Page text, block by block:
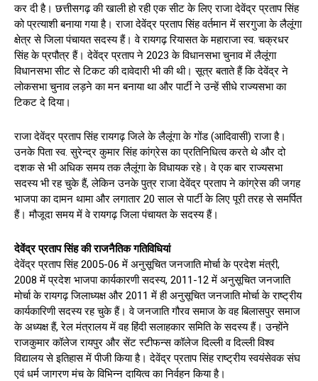
कर दी है। छत्तीसगढ़ की खाली हो रही एक सीट के लिए राजा देवेंद्र प्रताप सिंह
को प्रत्याशी बनाया गया है। राजा देवेंद्र प्रताप सिंह वर्तमान में सरगुजा के लैलूंगा
क्षेत्र से जिला पंचायत सदस्य हैं। वे रायगढ़ रियासत के महाराजा स्व. चक्रधर
सिंह के प्रपौत्र हैं। देवेंद्र प्रताप ने 2023 के विधानसभा चुनाव में लैलूंगा
विधानसभा सीट से टिकट की दावेदारी भी की थी। सूत्र बताते हैं कि देवेंद्र ने
लोकसभा चुनाव लड़ने का मन बनाया था और पार्टी ने उन्हें सीधे राज्यसभा का
टिकट दे दिया।
राजा देवेंद्र प्रताप सिंह रायगढ़ जिले के लैलूंगा के गोंड (आदिवासी) राजा है।
उनके पिता स्व. सुरेन्द्र कुमार सिंह कांग्रेस का प्रतिनिधित्व करते थे और दो
दशक से भी अधिक समय तक लैलूंगा के विधायक रहे। वे एक बार राज्यसभा
सदस्य भी रह चुके हैं, लेकिन उनके पुत्र राजा देवेंद्र प्रताप ने कांग्रेस की जगह
भाजपा का दामन थामा और लगातार 20 साल से पार्टी के लिए पूरी तरह से समर्पित
हैं। मौजूदा समय में वे रायगढ़ जिला पंचायत के सदस्य हैं।
देवेंद्र प्रताप सिंह की राजनैतिक गतिविधियां
देवेंद्र प्रताप सिंह 2005-06 में अनुसूचित जनजाति मोर्चा के प्रदेश मंत्री,
2008 में प्रदेश भाजपा कार्यकारणी सदस्य, 2011-12 में अनुसूचित जनजाति
मोर्चा के रायगढ़ जिलाध्यक्ष और 2011 में ही अनुसूचित जनजाति मोर्चा के राष्ट्रीय
कार्यकारिणी सदस्य रह चुके हैं। वे जनजाति गौरव समाज के वह बिलासपुर समाज
के अध्यक्ष हैं, रेल मंत्रालय में वह हिंदी सलाहकार समिति के सदस्य हैं। उन्होंने
राजकुमार कॉलेज रायपुर और सेंट स्टीफन्स कॉलेज दिल्ली व दिल्ली विश्व
विद्यालय से इतिहास में पीजी किया है। देवेंद्र प्रताप सिंह राष्ट्रीय स्वयंसेवक संघ
एवं धर्म जागरण मंच के विभिन्न दायित्व का निर्वहन किया है।